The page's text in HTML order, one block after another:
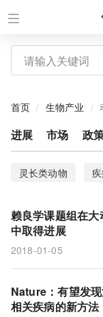
首页 生物产业
进展 市场 政
灵长类动物
化学反应器
乙肝
动物感染
敲除
赖良学课题组在
中取得进展
2018-01-05
Nature：有望发
相关疾病的新方法